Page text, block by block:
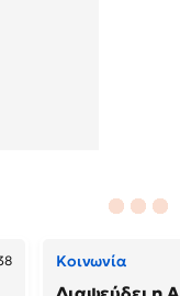
Κοινωνία